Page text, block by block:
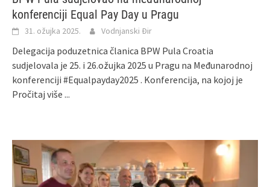
konferenciji Equal Pay Day u Pragu
31. ožujka 2025. Vodnjanski Đir
Delegacija poduzetnica članica BPW Pula Croatia
sudjelovala je 25. i 26.ožujka 2025 u Pragu na Međunarodnoj
konferenciji #Equalpayday2025 . Konferencija, na kojoj je
Pročitaj više ...